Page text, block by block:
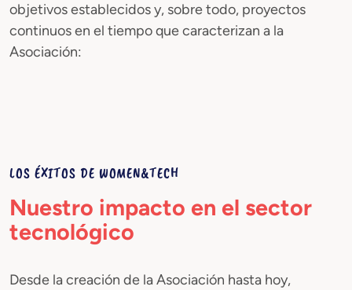
objetivos establecidos y, sobre todo, proyectos
continuos en el tiempo que caracterizan a la
Asociación:
LOS ÉXITOS DE WOMEN&TECH
Nuestro impacto en el sector
tecnológico
Desde la creación de la Asociación hasta hoy,